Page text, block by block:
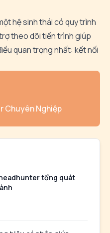
hệ sinh thái có quy trình
theo dõi tiến trình giúp
quan trọng nhất: kết nối
Chuyên Nghiệp
tổng quát